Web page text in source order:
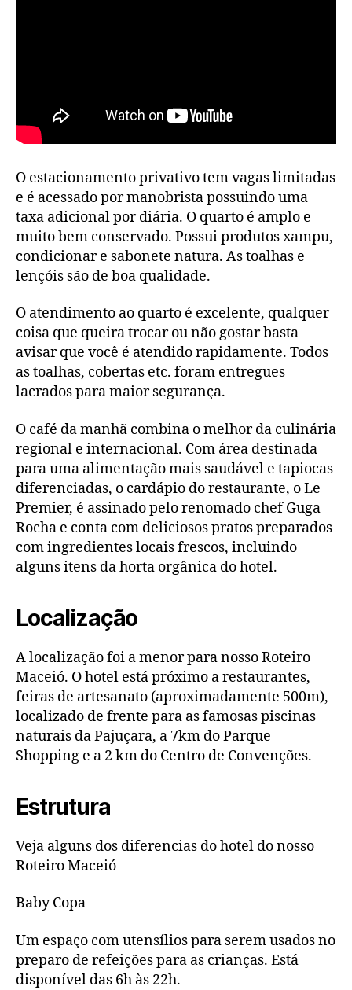
O estacionamento privativo tem vagas limitadas
e é acessado por manobrista possuindo uma
taxa adicional por diária. O quarto é amplo e
muito bem conservado. Possui produtos xampu,
condicionar e sabonete natura. As toalhas e
lençóis são de boa qualidade.
O atendimento ao quarto é excelente, qualquer
coisa que queira trocar ou não gostar basta
avisar que você é atendido rapidamente. Todos
as toalhas, cobertas etc. foram entregues
lacrados para maior segurança.
O café da manhã combina o melhor da culinária
regional e internacional. Com área destinada
para uma alimentação mais saudável e tapiocas
diferenciadas, o cardápio do restaurante, o Le
Premier, é assinado pelo renomado chef Guga
Rocha e conta com deliciosos pratos preparados
com ingredientes locais frescos, incluindo
alguns itens da horta orgânica do hotel.
Localização
A localização foi a menor para nosso Roteiro
Maceió. O hotel está próximo a restaurantes,
feiras de artesanato (aproximadamente 500m),
localizado de frente para as famosas piscinas
naturais da Pajuçara, a 7km do Parque
Shopping e a 2 km do Centro de Convenções.
Estrutura
Veja alguns dos diferencias do hotel do nosso
Roteiro Maceió
Baby Copa
Um espaço com utensílios para serem usados no
preparo de refeições para as crianças. Está
disponível das 6h às 22h.